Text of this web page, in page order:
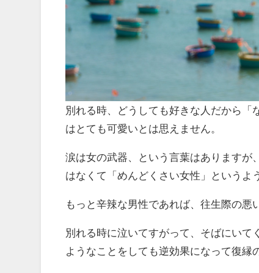
別れる時、どうしても好きな人だから「
はとても可愛いとは思えません。
涙は女の武器、という言葉はありますが
はなくて「めんどくさい女性」というよ
もっと辛辣な男性であれば、往生際の悪
別れる時に泣いてすがって、そばにいて
ようなことをしても逆効果になって復縁